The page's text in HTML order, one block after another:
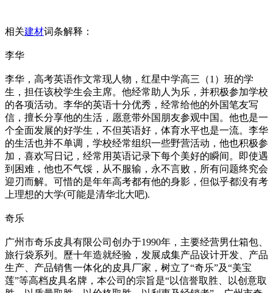
相关建材词条解释：
李华
李华，高考英语作文常现人物，红星中学高三（1）班的学
生，担任该校学生会主席。他经常助人为乐，并积极参加学校
的各项活动。李华的英语十分优秀，经常给他的外国笔友写
信，擅长分享他的生活，愿意带外国朋友参观中国。他也是一
个全面发展的好学生，不但英语好，体育水平也是一流。李华
的生活也并不单调，学校经常组织一些野营活动，他也积极参
加，喜欢写日记，经常用英语记录下每个美好的瞬间。即使遇
到困难，他也不气馁，从不服输，永不言败，所有问题终究会
迎刃而解。可惜的是年年高考都有他的身影，但似乎都没有考
上理想的大学(可能是清华北大吧).
奇乐
广州市奇乐皮具有限公司创办于1990年，主要经营男仕箱包、
旅行袋系列。歷十年造就经验，发展成集产品设计开发、产品
生产、产品销售一体化的皮具厂家，树立了“奇乐”及“美宝
莲”等高档皮具名牌，本公司的宗旨是“以信誉取胜、以创意取